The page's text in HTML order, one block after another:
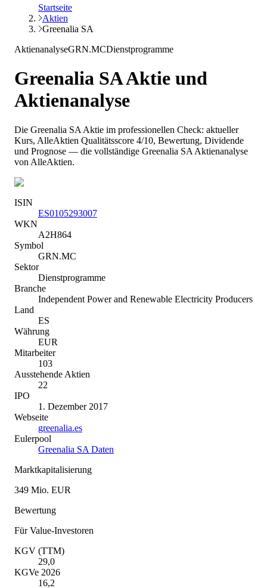
Startseite
Aktien
Greenalia SA
AktienanalyseGRN.MCDienstprogramme
Greenalia SAAktie und
Aktienanalyse
Die Greenalia SA Aktie im professionellen Check: aktueller
Kurs, AlleAktien Qualitätsscore 4/10, Bewertung, Dividende
und Prognose — die vollständige Greenalia SA Aktienanalyse
von AlleAktien.
ISIN
ES0105293007
WKN
A2H864
Symbol
GRN.MC
Sektor
Dienstprogramme
Branche
Independent Power and Renewable Electricity Producers
Land
ES
Währung
EUR
Mitarbeiter
103
Ausstehende Aktien
22
IPO
1. Dezember 2017
Webseite
greenalia.es
Eulerpool
Greenalia SA Daten
Marktkapitalisierung
349 Mio. EUR
Bewertung
Für Value-Investoren
KGV (TTM)
29,0
KGVe 2026
16,2